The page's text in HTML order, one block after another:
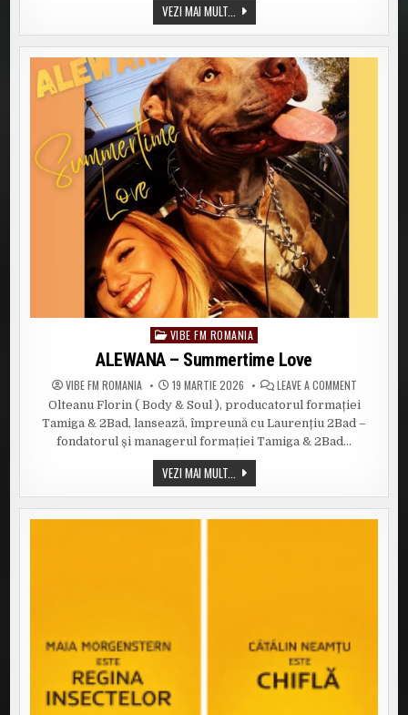
VEZI MAI MULT... PEPE
ŞI-
A
FĂCUT
BAGAJELE:
„MĂ
MUT
LA
MAMA”
Posted
in
VIBE FM ROMANIA
ALEWANA – Summertime Love
VIBE FM ROMANIA 19 MARTIE 2026 LEAVE A COMMENTON
–
LOVE
Olteanu Florin ( Body & Soul ), producatorul formației
Tamiga & 2Bad, lansează, împreună cu Laurențiu 2Bad –
fondatorul și managerul formației Tamiga & 2Bad…
VEZI MAI MULT... ALEWANA
–
SUMMERTIME
LOVE